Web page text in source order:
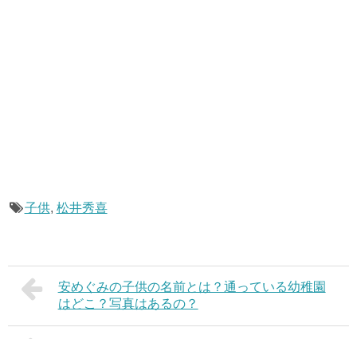
子供, 松井秀喜
安めぐみの子供の名前とは？通っている幼稚園
はどこ？写真はあるの？